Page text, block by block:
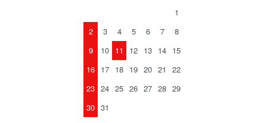
1
2
3 4 5 6 7
8
9
10 11 12 13 14 15
16 17 18 19 20 21
22
23 24 25 26 27 28 29
30 31